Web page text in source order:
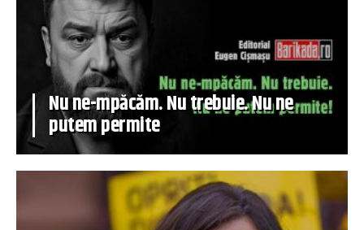
Nu ne-mpăcăm. Nu trebuie. Nu ne
putem permite